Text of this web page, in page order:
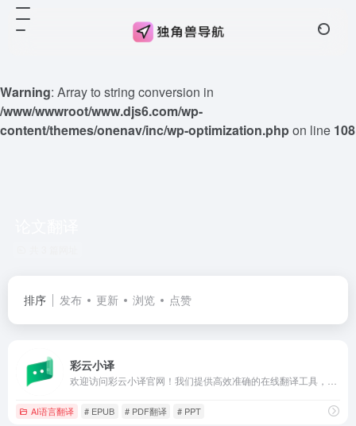
Warning: Array to string conversion in
/www/wwwroot/www.djs6.com/wp-
content/themes/onenav/inc/wp-optimization.phpon line 108
排序 发布 更新 浏览 点赞
彩云小译
AI语言翻译 # EPUB # PDF翻译 # PPT